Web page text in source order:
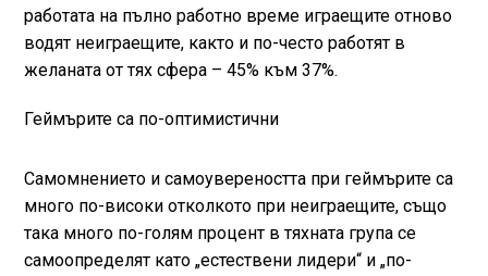
работата на пълно работно време играещите отново
водят неиграещите, както и по-често работят в
желаната от тях сфера – 45% към 37%.
Геймърите са по-оптимистични
Самомнението и самоувереността при геймърите са
много по-високи отколкото при неиграещите, също
така много по-голям процент в тяхната група се
самоопределят като „естествени лидери“ и „по-